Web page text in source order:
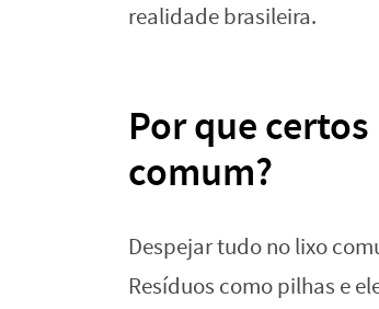
realidade brasileira.
Por que
comum?
Despejar tudo no lixo
Resíduos como pilhas e